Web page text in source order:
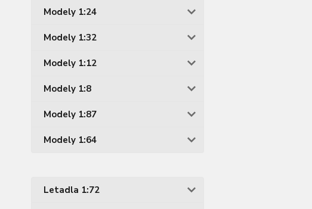
Modely 1:24
Modely 1:32
Modely 1:12
Modely 1:8
Modely 1:87
Modely 1:64
Letadla 1:72